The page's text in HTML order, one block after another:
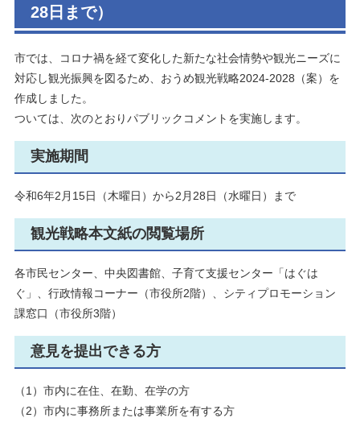
28日まで）
市では、コロナ禍を経て変化した新たな社会情勢や観光ニーズに
対応し観光振興を図るため、おうめ観光戦略2024-2028（案）を
作成しました。
ついては、次のとおりパブリックコメントを実施します。
実施期間
令和6年2月15日（木曜日）から2月28日（水曜日）まで
観光戦略本文紙の閲覧場所
各市民センター、中央図書館、子育て支援センター「はぐは
ぐ」、行政情報コーナー（市役所2階）、シティプロモーション
課窓口（市役所3階）
意見を提出できる方
（1）市内に在住、在勤、在学の方
（2）市内に事務所または事業所を有する方